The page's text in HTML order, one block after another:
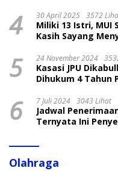
4 30 April 2025 3572
Miliki 13 Istri, MUI
Kasih Sayang
5 24 November 2024
Kasasi JPU
Dihukum 4 Tahun
6 7 Juli 2024 3043 Lihat
Jadwal
Ternyata Ini
Olahraga